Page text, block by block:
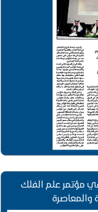
مؤتمر علم الفلك
والمعاصرة